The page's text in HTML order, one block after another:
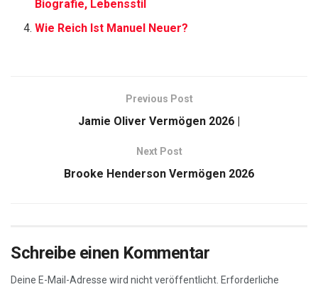
Biografie, Lebensstil
Wie Reich Ist Manuel Neuer?
Previous Post
Jamie Oliver Vermögen 2026 |
Next Post
Brooke Henderson Vermögen 2026
Schreibe einen Kommentar
Deine E-Mail-Adresse wird nicht veröffentlicht. Erforderliche